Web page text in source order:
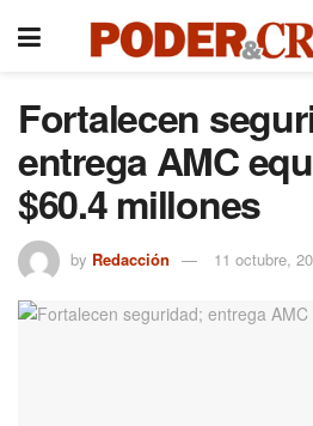
Fortalecen
entrega AMC
$60.4 millones
by Redacción 11 octubre,